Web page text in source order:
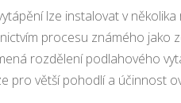
lze instalovat v několika
procesu známého jako
rozdělení podlahového
pro větší pohodlí a účinnost